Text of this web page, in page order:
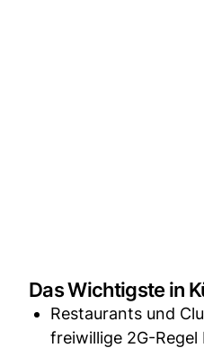
Das Wichtigste in
Restaurants und
freiwillige 2G-Regel